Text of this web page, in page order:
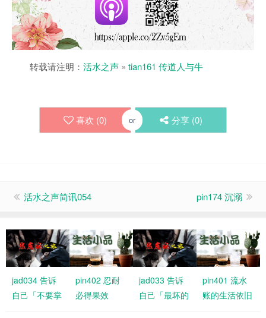
转载请注明： 活水之声 » tian161 传道人与牛
喜欢 (0) or 分享 (0)
活水之声简讯054 pin174 沉溺
jad034 告诉
自己「不要掌
pin402 忍耐
必得果效
jad033 告诉
自己「最坏的
pin401 流水
账的生活依旧